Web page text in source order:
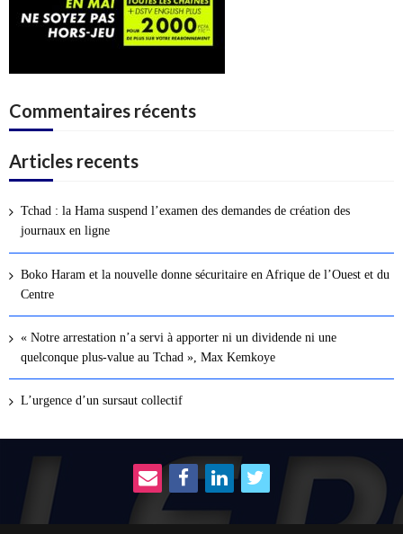
Commentaires récents
Articles recents
Tchad : la Hama suspend l’examen des demandes de création des
journaux en ligne
Boko Haram et la nouvelle donne sécuritaire en Afrique de l’Ouest et du
Centre
« Notre arrestation n’a servi à apporter ni un dividende ni une
quelconque plus-value au Tchad », Max Kemkoye
L’urgence d’un sursaut collectif